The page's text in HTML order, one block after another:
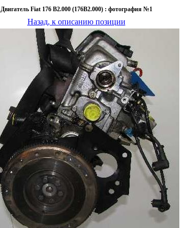
Двигатель Fiat 176 B2.000 (176B2.000) : фотография №1
Назад, к описанию позиции